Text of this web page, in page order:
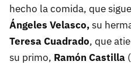
hecho la comida, que
Ángeles Velasco,su
Teresa Cuadrado, que
su primo, Ramón Castilla